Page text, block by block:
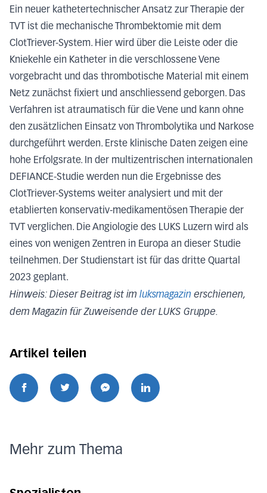
Ein neuer kathetertechnischer Ansatz zur Therapie der
TVT ist die mechanische Thrombektomie mit dem
ClotTriever-System. Hier wird über die Leiste oder die
Kniekehle ein Katheter in die verschlossene Vene
vorgebracht und das thrombotische Material mit einem
Netz zunächst fixiert und anschliessend geborgen. Das
Verfahren ist atraumatisch für die Vene und kann ohne
den zusätzlichen Einsatz von Thrombolytika und Narkose
durchgeführt werden. Erste klinische Daten zeigen eine
hohe Erfolgsrate. In der multizentrischen internationalen
DEFIANCE-Studie werden nun die Ergebnisse des
ClotTriever-Systems weiter analysiert und mit der
etablierten konservativ-medikamentösen Therapie der
TVT verglichen. Die Angiologie des LUKS Luzern wird als
eines von wenigen Zentren in Europa an dieser Studie
teilnehmen. Der Studienstart ist für das dritte Quartal
2023 geplant.
Hinweis: Dieser Beitrag ist im luksmagazin erschienen,
dem Magazin für Zuweisende der LUKS Gruppe.
Artikel teilen
Mehr zum Thema